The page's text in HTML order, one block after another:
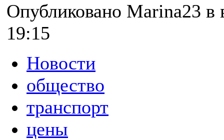
Опубликовано Marina23 в
19:15
Новости
общество
транспорт
цены